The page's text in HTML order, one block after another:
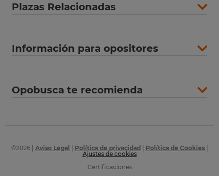
Plazas Relacionadas
Información para opositores
Opobusca te recomienda
©2026| Aviso Legal Política de privacidad Política de Cookies|
Ajustes de cookies
Certificaciones